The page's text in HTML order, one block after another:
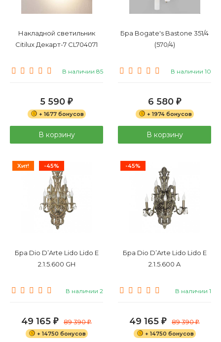
Накладной светильник
Citilux Декарт-7 CL704071
В наличии 85
5 590 ₽
+ 1677 бонусов
В корзину
Бра Bogate's Bastone 351/4
(570/4)
В наличии 10
6 580 ₽
+ 1974 бонусов
В корзину
Хит! -45%
Бра Dio D’Arte Lido Lido E
2.1.5.600 GH
В наличии 2
49 165 ₽ 89 390₽
+ 14750 бонусов
-45%
Бра Dio D’Arte Lido Lido E
2.1.5.600 A
В наличии 1
49 165 ₽ 89 390₽
+ 14750 бонусов